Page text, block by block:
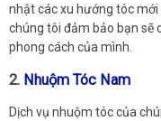
nhật các xu hướng tóc
chúng tôi đảm bảo bạn sẽ
phong cách của mình.
2. Nhuộm Tóc Nam
Dịch vụ nhuộm tóc của